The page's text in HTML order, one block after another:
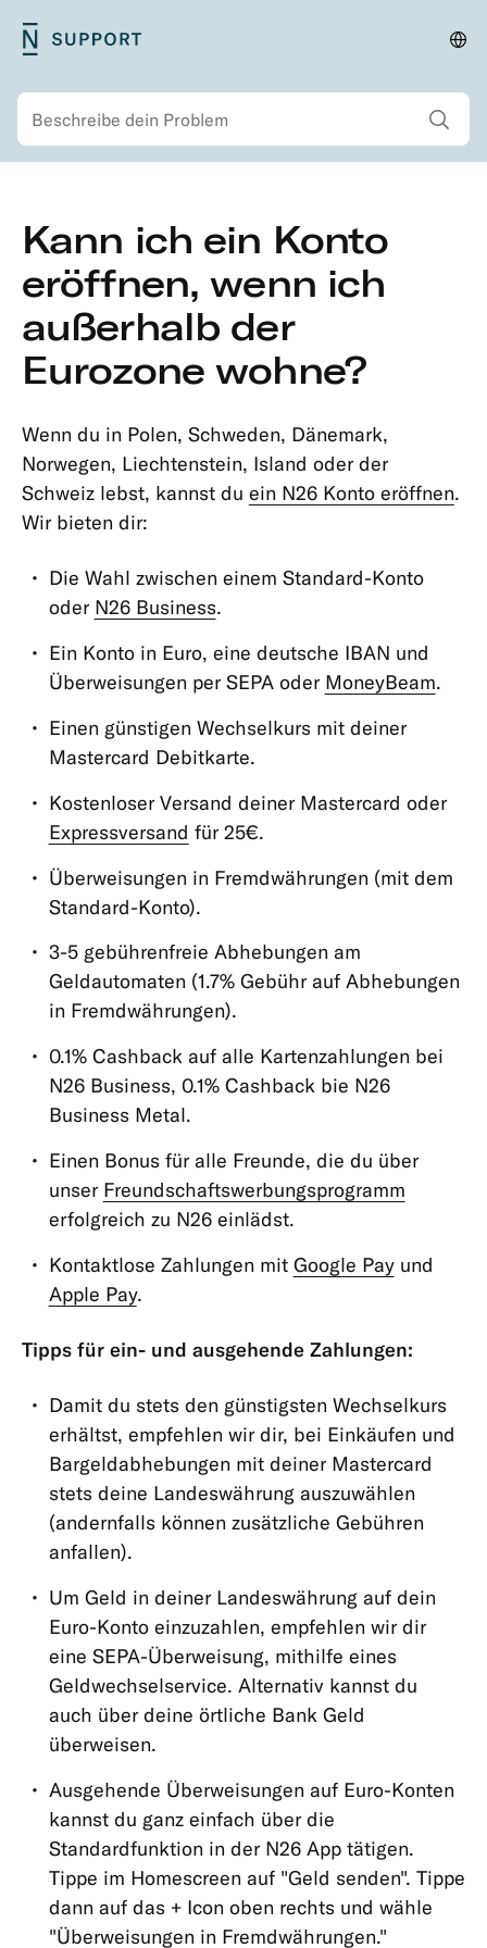
Primäres
Zum
Hauptinhalt
springen
Suchen
Alle
Hauptinhalt
springen
Sicherheit
Konto
&
Persönliche
Informationen
meines
Kontos
Verifizierung
meiner
Steuern
Informationen
Daten
Pfändung,
&
P-
Konto
Sonstiges
Kontoauszüge
und
Kontobestätigungen
Kontotypen
Zahlungen,
Überweisungen
Abhebungen
App
Produkte
Kann ich ein Konto
eröffnen, wenn ich
außerhalb der
Eurozone wohne?
Wenn du in Polen, Schweden, Dänemark,
Norwegen, Liechtenstein, Island oder der
Schweiz lebst, kannst du ein N26 Konto eröffnen.
Wir bieten dir:
Die Wahl zwischen einem Standard-Konto
oder N26 Business.
Ein Konto in Euro, eine deutsche IBAN und
Überweisungen per SEPA oder MoneyBeam.
Einen günstigen Wechselkurs mit deiner
Mastercard Debitkarte.
Kostenloser Versand deiner Mastercard oder
Expressversand für 25€.
Überweisungen in Fremdwährungen (mit dem
Standard-Konto).
3-5 gebührenfreie Abhebungen am
Geldautomaten (1.7% Gebühr auf Abhebungen
in Fremdwährungen).
0.1% Cashback auf alle Kartenzahlungen bei
N26 Business, 0.1% Cashback bie N26
Business Metal.
Einen Bonus für alle Freunde, die du über
unser Freundschaftswerbungsprogramm
erfolgreich zu N26 einlädst.
Kontaktlose Zahlungen mit Google Payund
Apple Pay.
Tipps für ein- und ausgehende Zahlungen:
Damit du stets den günstigsten Wechselkurs
erhältst, empfehlen wir dir, bei Einkäufen und
Bargeldabhebungen mit deiner Mastercard
stets deine Landeswährung auszuwählen
(andernfalls können zusätzliche Gebühren
anfallen).
Um Geld in deiner Landeswährung auf dein
Euro-Konto einzuzahlen, empfehlen wir dir
eine SEPA-Überweisung, mithilfe eines
Geldwechselservice. Alternativ kannst du
auch über deine örtliche Bank Geld
überweisen.
Ausgehende Überweisungen auf Euro-Konten
kannst du ganz einfach über die
Standardfunktion in der N26 App tätigen.
Tippe im Homescreen auf "Geld senden". Tippe
dann auf das + Icon oben rechts und wähle
"Überweisungen in Fremdwährungen."